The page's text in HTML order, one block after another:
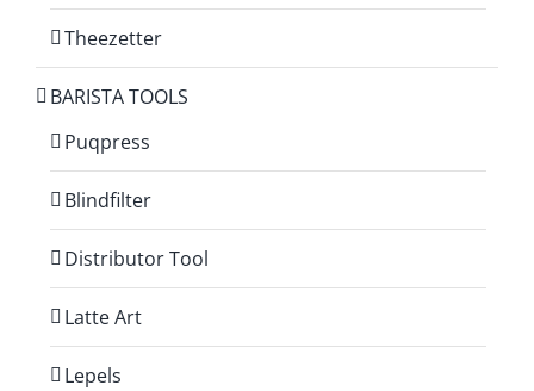
Theezetter
BARISTA TOOLS
Puqpress
Blindfilter
Distributor Tool
Latte Art
Lepels